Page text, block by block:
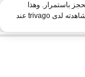
باستمرار. وهذا
يعني أنك قد لا تجد أحيانًا العرض المحدد بالضبط الذي شاهدته لدى trivago عند